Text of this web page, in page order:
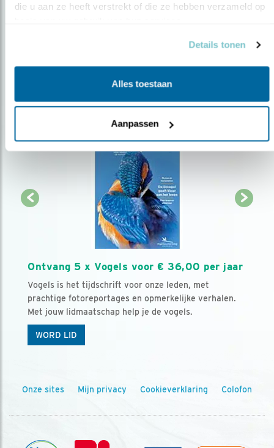
die u aan ze heeft verstrekt of die ze hebben verzameld op
Details tonen
Alles toestaan
Aanpassen
Ontvang 5 x Vogels voor € 36,00 per jaar
Vogels is het tijdschrift voor onze leden, met
prachtige fotoreportages en opmerkelijke verhalen.
Met jouw lidmaatschap help je de vogels.
WORD LID
Onze sites Mijn privacy Cookieverklaring Colofon